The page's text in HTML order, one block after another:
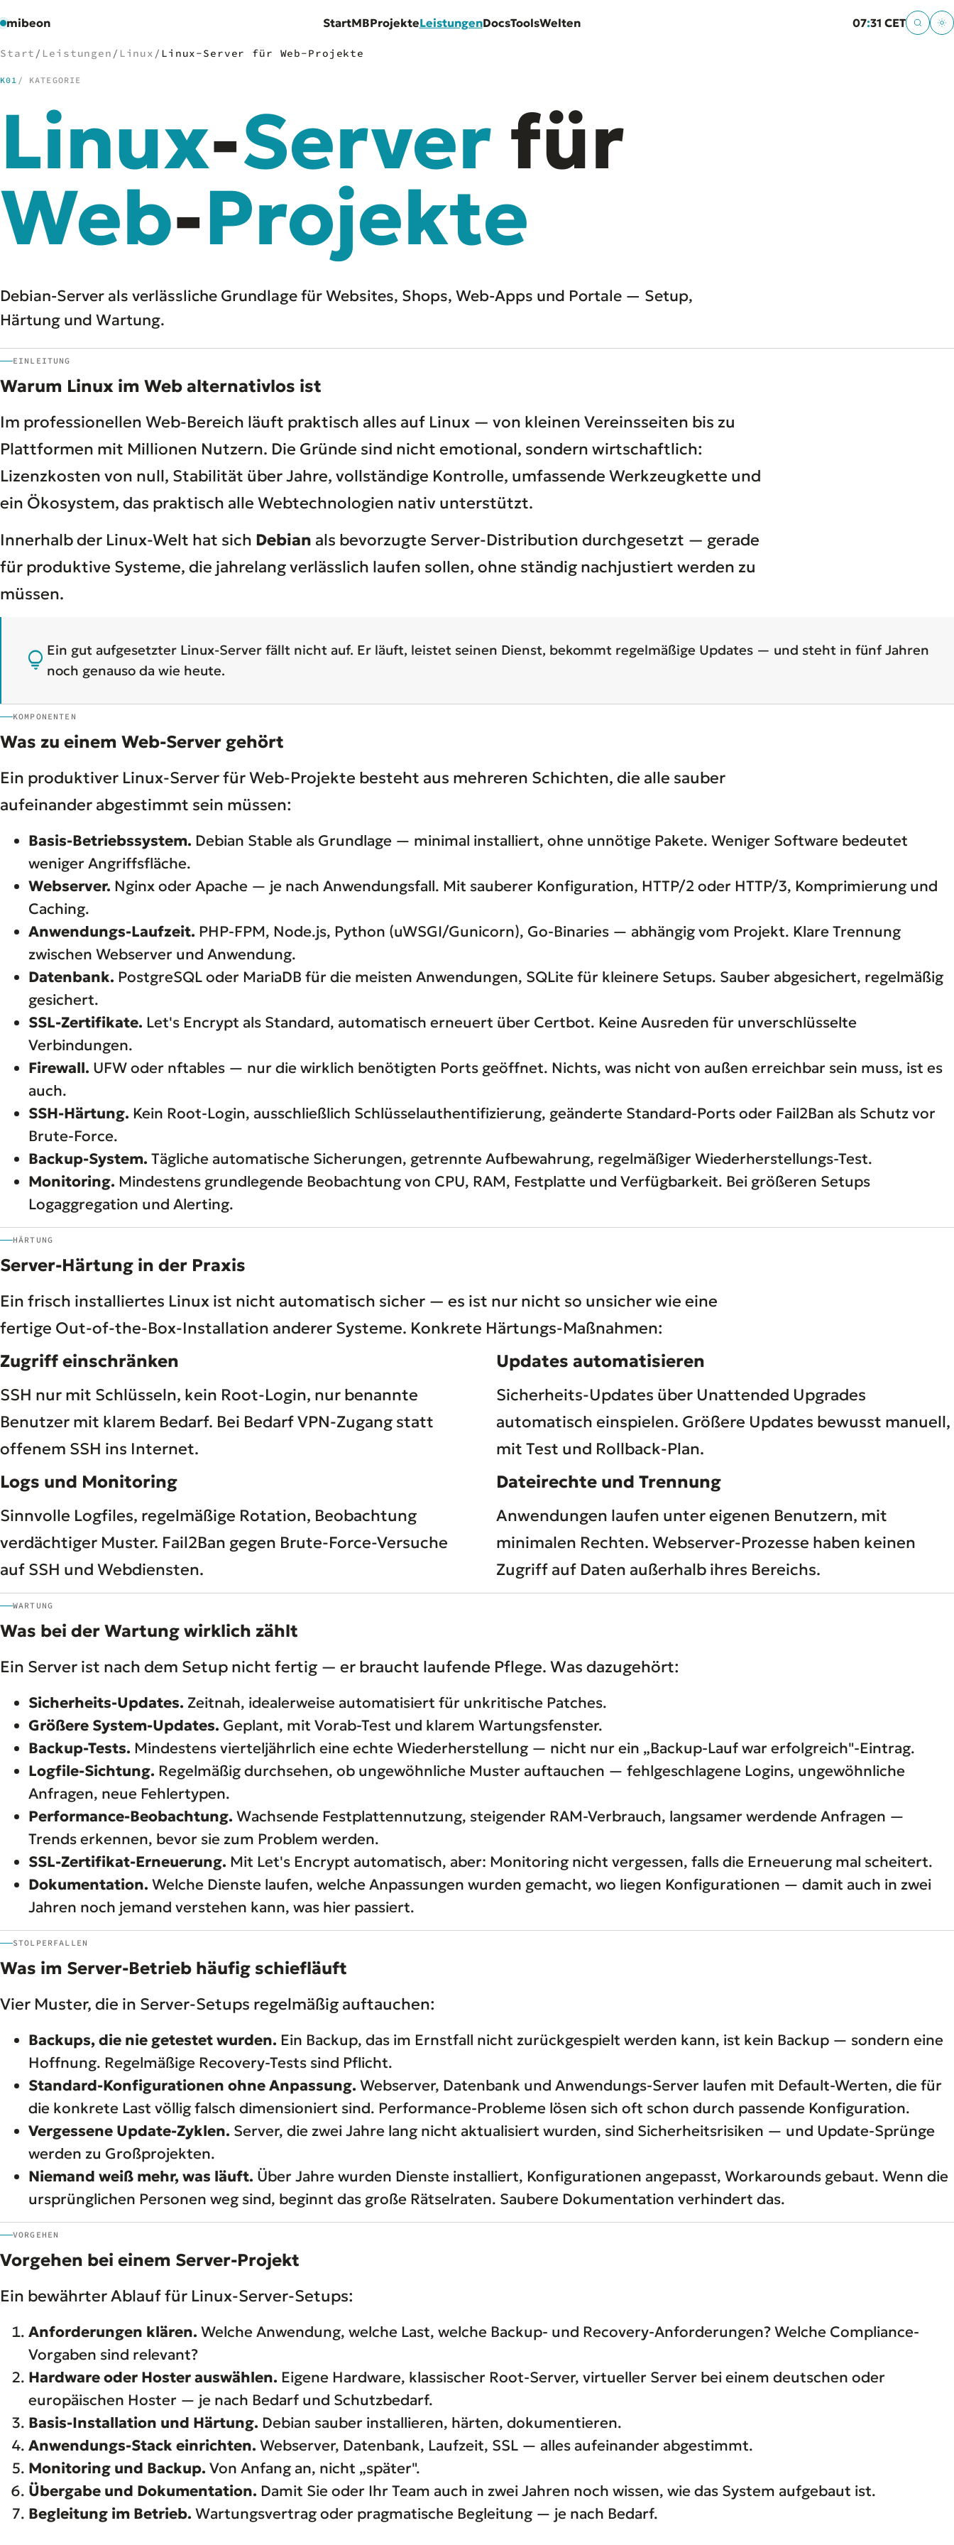
mibeon StartMBProjekteLeistungenDocsToolsWelten 07:31 CET
Start
03 Projekte
04Leistungen
05Docs
Tools
Start / Leistungen / Linux / Linux-Server für Web-Projekte
K01 / KATEGORIE
Linux-Server für
Web-Projekte
Debian-Server als verlässliche Grundlage für Websites, Shops, Web-Apps und Portale — Setup,
Härtung und Wartung.
EINLEITUNG
Warum Linux im Web alternativlos ist
Im professionellen Web-Bereich läuft praktisch alles auf Linux — von kleinen Vereinsseiten bis zu
Plattformen mit Millionen Nutzern. Die Gründe sind nicht emotional, sondern wirtschaftlich:
Lizenzkosten von null, Stabilität über Jahre, vollständige Kontrolle, umfassende Werkzeugkette und
ein Ökosystem, das praktisch alle Webtechnologien nativ unterstützt.
Innerhalb der Linux-Welt hat sich Debian als bevorzugte Server-Distribution durchgesetzt — gerade
für produktive Systeme, die jahrelang verlässlich laufen sollen, ohne ständig nachjustiert werden zu
müssen.
lightbulb Ein gut aufgesetzter Linux-Server fällt nicht auf. Er läuft, leistet seinen Dienst, bekommt regelmäßige Updates — und steht in fünf Jahren
noch genauso da wie heute.
KOMPONENTEN
Was zu einem Web-Server gehört
Ein produktiver Linux-Server für Web-Projekte besteht aus mehreren Schichten, die alle sauber
aufeinander abgestimmt sein müssen:
Basis-Betriebssystem. Debian Stable als Grundlage — minimal installiert, ohne unnötige Pakete. Weniger Software bedeutet
weniger Angriffsfläche.
Webserver. Nginx oder Apache — je nach Anwendungsfall. Mit sauberer Konfiguration, HTTP/2 oder HTTP/3, Komprimierung und
Caching.
Anwendungs-Laufzeit. PHP-FPM, Node.js, Python (uWSGI/Gunicorn), Go-Binaries — abhängig vom Projekt. Klare Trennung
zwischen Webserver und Anwendung.
Datenbank. PostgreSQL oder MariaDB für die meisten Anwendungen, SQLite für kleinere Setups. Sauber abgesichert, regelmäßig
gesichert.
SSL-Zertifikate. Let's Encrypt als Standard, automatisch erneuert über Certbot. Keine Ausreden für unverschlüsselte
Verbindungen.
Firewall. UFW oder nftables — nur die wirklich benötigten Ports geöffnet. Nichts, was nicht von außen erreichbar sein muss, ist es
auch.
SSH-Härtung. Kein Root-Login, ausschließlich Schlüsselauthentifizierung, geänderte Standard-Ports oder Fail2Ban als Schutz vor
Brute-Force.
Backup-System. Tägliche automatische Sicherungen, getrennte Aufbewahrung, regelmäßiger Wiederherstellungs-Test.
Monitoring. Mindestens grundlegende Beobachtung von CPU, RAM, Festplatte und Verfügbarkeit. Bei größeren Setups
Logaggregation und Alerting.
HÄRTUNG
Server-Härtung in der Praxis
Ein frisch installiertes Linux ist nicht automatisch sicher — es ist nur nicht so unsicher wie eine
fertige Out-of-the-Box-Installation anderer Systeme. Konkrete Härtungs-Maßnahmen:
Zugriff einschränken
SSH nur mit Schlüsseln, kein Root-Login, nur benannte
Benutzer mit klarem Bedarf. Bei Bedarf VPN-Zugang statt
offenem SSH ins Internet.
Logs und Monitoring
Sinnvolle Logfiles, regelmäßige Rotation, Beobachtung
verdächtiger Muster. Fail2Ban gegen Brute-Force-Versuche
auf SSH und Webdiensten.
Updates automatisieren
Sicherheits-Updates über Unattended Upgrades
automatisch einspielen. Größere Updates bewusst manuell,
mit Test und Rollback-Plan.
Dateirechte und Trennung
Anwendungen laufen unter eigenen Benutzern, mit
minimalen Rechten. Webserver-Prozesse haben keinen
Zugriff auf Daten außerhalb ihres Bereichs.
WARTUNG
Was bei der Wartung wirklich zählt
Ein Server ist nach dem Setup nicht fertig — er braucht laufende Pflege. Was dazugehört:
Sicherheits-Updates. Zeitnah, idealerweise automatisiert für unkritische Patches.
Größere System-Updates. Geplant, mit Vorab-Test und klarem Wartungsfenster.
Backup-Tests. Mindestens vierteljährlich eine echte Wiederherstellung — nicht nur ein „Backup-Lauf war erfolgreich"-Eintrag.
Logfile-Sichtung. Regelmäßig durchsehen, ob ungewöhnliche Muster auftauchen — fehlgeschlagene Logins, ungewöhnliche
Anfragen, neue Fehlertypen.
Performance-Beobachtung. Wachsende Festplattennutzung, steigender RAM-Verbrauch, langsamer werdende Anfragen —
Trends erkennen, bevor sie zum Problem werden.
SSL-Zertifikat-Erneuerung. Mit Let's Encrypt automatisch, aber: Monitoring nicht vergessen, falls die Erneuerung mal scheitert.
Dokumentation. Welche Dienste laufen, welche Anpassungen wurden gemacht, wo liegen Konfigurationen — damit auch in zwei
Jahren noch jemand verstehen kann, was hier passiert.
STOLPERFALLEN
Was im Server-Betrieb häufig schiefläuft
Vier Muster, die in Server-Setups regelmäßig auftauchen:
Backups, die nie getestet wurden. Ein Backup, das im Ernstfall nicht zurückgespielt werden kann, ist kein Backup — sondern eine
Hoffnung. Regelmäßige Recovery-Tests sind Pflicht.
Standard-Konfigurationen ohne Anpassung. Webserver, Datenbank und Anwendungs-Server laufen mit Default-Werten, die für
die konkrete Last völlig falsch dimensioniert sind. Performance-Probleme lösen sich oft schon durch passende Konfiguration.
Vergessene Update-Zyklen. Server, die zwei Jahre lang nicht aktualisiert wurden, sind Sicherheitsrisiken — und Update-Sprünge
werden zu Großprojekten.
Niemand weiß mehr, was läuft. Über Jahre wurden Dienste installiert, Konfigurationen angepasst, Workarounds gebaut. Wenn die
ursprünglichen Personen weg sind, beginnt das große Rätselraten. Saubere Dokumentation verhindert das.
VORGEHEN
Vorgehen bei einem Server-Projekt
Ein bewährter Ablauf für Linux-Server-Setups:
Anforderungen klären. Welche Anwendung, welche Last, welche Backup- und Recovery-Anforderungen? Welche Compliance-
Vorgaben sind relevant?
Hardware oder Hoster auswählen. Eigene Hardware, klassischer Root-Server, virtueller Server bei einem deutschen oder
europäischen Hoster — je nach Bedarf und Schutzbedarf.
Basis-Installation und Härtung. Debian sauber installieren, härten, dokumentieren.
Anwendungs-Stack einrichten. Webserver, Datenbank, Laufzeit, SSL — alles aufeinander abgestimmt.
Monitoring und Backup. Von Anfang an, nicht „später".
Übergabe und Dokumentation. Damit Sie oder Ihr Team auch in zwei Jahren noch wissen, wie das System aufgebaut ist.
Begleitung im Betrieb. Wartungsvertrag oder pragmatische Begleitung — je nach Bedarf.